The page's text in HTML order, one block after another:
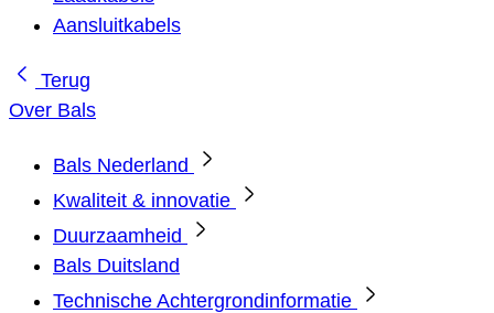
Aansluitkabels
Terug
Over Bals
Bals Nederland
Kwaliteit & innovatie
Duurzaamheid
Bals Duitsland
Technische Achtergrondinformatie